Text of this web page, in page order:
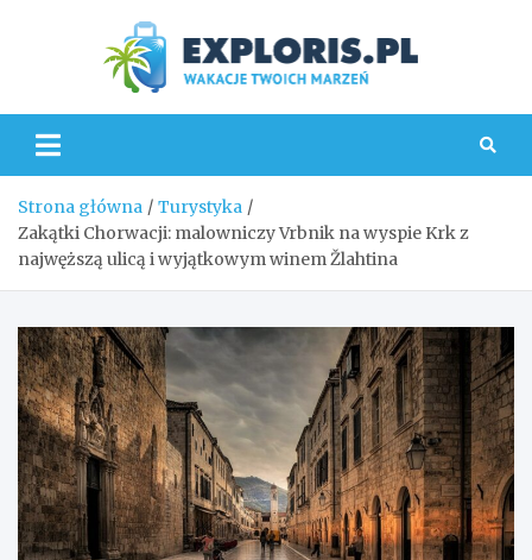
Strona główna
Turystyka
Zakątki Chorwacji: malowniczy Vrbnik na wyspie Krk z
najwęższą ulicą i wyjątkowym winem Žlahtina